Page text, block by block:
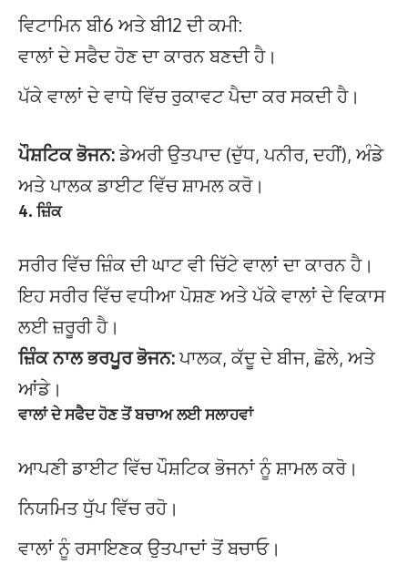
ਵਿਟਾਮਿਨ ਬੀ6 ਅਤੇ ਬੀ12 ਦੀ ਕਮੀ:
ਵਾਲਾਂ ਦੇ ਸਫੈਦ ਹੋਣ ਦਾ ਕਾਰਨ ਬਣਦੀ ਹੈ।
ਪੱਕੇ ਵਾਲਾਂ ਦੇ ਵਾਧੇ ਵਿੱਚ ਰੁਕਾਵਟ ਪੈਦਾ ਕਰ ਸਕਦੀ ਹੈ।
ਪੌਸ਼ਟਿਕ ਭੋਜਨ:ਡੇਅਰੀ ਉਤਪਾਦ (ਦੁੱਧ, ਪਨੀਰ, ਦਹੀਂ), ਅੰਡੇ
ਅਤੇ ਪਾਲਕ ਡਾਈਟ ਵਿੱਚ ਸ਼ਾਮਲ ਕਰੋ।
4. ਜ਼ਿੰਕ
ਸਰੀਰ ਵਿੱਚ ਜ਼ਿੰਕ ਦੀ ਘਾਟ ਵੀ ਚਿੱਟੇ ਵਾਲਾਂ ਦਾ ਕਾਰਨ ਹੈ।
ਇਹ ਸਰੀਰ ਵਿੱਚ ਵਧੀਆ ਪੋਸ਼ਣ ਅਤੇ ਪੱਕੇ ਵਾਲਾਂ ਦੇ ਵਿਕਾਸ
ਲਈ ਜ਼ਰੂਰੀ ਹੈ।
ਜ਼ਿੰਕ ਨਾਲ ਭਰਪੂਰ ਭੋਜਨ:ਪਾਲਕ, ਕੱਦੂ ਦੇ ਬੀਜ, ਛੋਲੇ, ਅਤੇ
ਆਂਡੇ।
ਵਾਲਾਂ ਦੇ ਸਫੈਦ ਹੋਣ ਤੋਂ ਬਚਾਅ ਲਈ ਸਲਾਹਵਾਂ
ਆਪਣੀ ਡਾਈਟ ਵਿੱਚ ਪੌਸ਼ਟਿਕ ਭੋਜਨਾਂ ਨੂੰ ਸ਼ਾਮਲ ਕਰੋ।
ਨਿਯਮਿਤ ਧੁੱਪ ਵਿੱਚ ਰਹੋ।
ਵਾਲਾਂ ਨੂੰ ਰਸਾਇਣਕ ਉਤਪਾਦਾਂ ਤੋਂ ਬਚਾਓ।